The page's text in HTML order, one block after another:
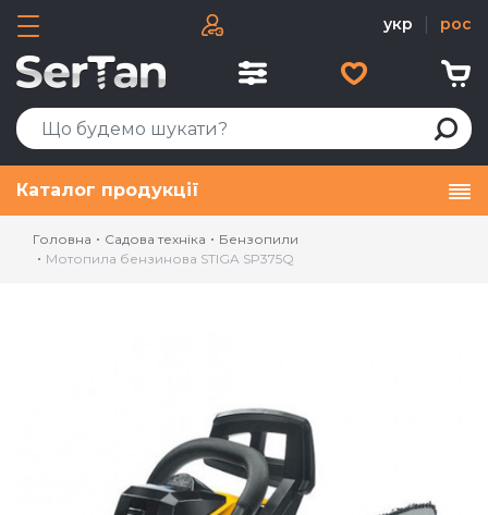
укр рос
Каталог продукції
Головна Садова техніка
Бензопили
Мотопила бензинова STIGA SP375Q